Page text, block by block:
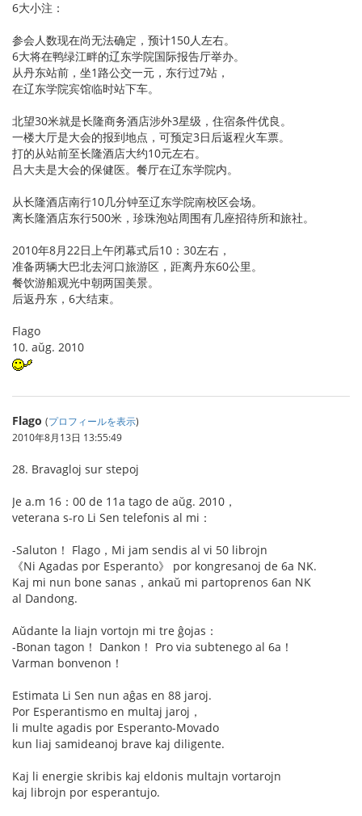
6大小注：
参会人数现在尚无法确定，预计150人左右。
6大将在鸭绿江畔的辽东学院国际报告厅举办。
从丹东站前，坐1路公交一元，东行过7站，
在辽东学院宾馆临时站下车。
北望30米就是长隆商务酒店涉外3星级，住宿条件优良。
一楼大厅是大会的报到地点，可预定3日后返程火车票。
打的从站前至长隆酒店大约10元左右。
吕大夫是大会的保健医。餐厅在辽东学院内。
从长隆酒店南行10几分钟至辽东学院南校区会场。
离长隆酒店东行500米，珍珠泡站周围有几座招待所和旅社。
2010年8月22日上午闭幕式后10：30左右，
准备两辆大巴北去河口旅游区，距离丹东60公里。
餐饮游船观光中朝两国美景。
后返丹东，6大结束。
Flago
10. aŭg. 2010
Flago (プロフィールを表示)
2010年8月13日 13:55:49
28. Bravagloj sur stepoj
Je a.m 16：00 de 11a tago de aŭg. 2010，
veterana s-ro Li Sen telefonis al mi：
-Saluton！ Flago，Mi jam sendis al vi 50 librojn
《Ni Agadas por Esperanto》 por kongresanoj de 6a NK.
Kaj mi nun bone sanas，ankaŭ mi partoprenos 6an NK
al Dandong.
Aŭdante la liajn vortojn mi tre ĝojas：
-Bonan tagon！ Dankon！ Pro via subtenego al 6a！
Varman bonvenon！
Estimata Li Sen nun aĝas en 88 jaroj.
Por Esperantismo en multaj jaroj，
li multe agadis por Esperanto-Movado
kun liaj samideanoj brave kaj diligente.
Kaj li energie skribis kaj eldonis multajn vortarojn
kaj librojn por esperantujo.